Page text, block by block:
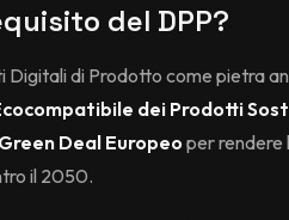
del DPP?
Digitali di Prodotto come pietra
dei Prodotti
Green Deal Europeo per rendere
il 2050.